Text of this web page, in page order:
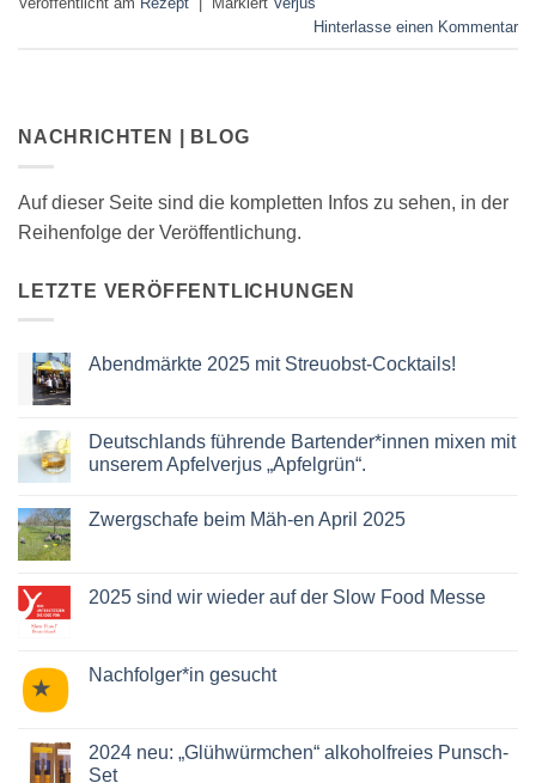
Hinterlasse einen Kommentar
NACHRICHTEN | BLOG
Auf dieser Seite sind die kompletten Infos zu sehen, in der
Reihenfolge der Veröffentlichung.
LETZTE VERÖFFENTLICHUNGEN
Abendmärkte 2025 mit Streuobst-Cocktails!
Abendmärkte
2025
mit
Deutschlands führende Bartender*innen mixen mit
unserem Apfelverjus „Apfelgrün“.
zu
mit
Zwergschafe beim Mäh-en April 2025
Zwergschafe
beim
2025
2025 sind wir wieder auf der Slow Food Messe
2025
sind
der
Slow
Food
Nachfolger*in gesucht
Nachfolger*in
gesucht
2024 neu: „Glühwürmchen“ alkoholfreies Punsch-
Set